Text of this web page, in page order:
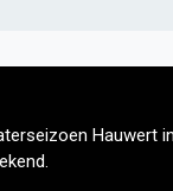
Hauwert in